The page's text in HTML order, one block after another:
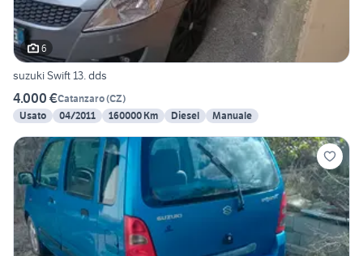
6
suzuki Swift 13. dds
4.000 €Catanzaro(CZ)
Usato
04/2011 160000 Km Diesel Manuale